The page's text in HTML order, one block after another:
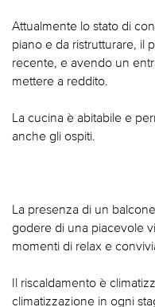
Attualmente lo stato di
piano e da ristrutturare, il
recente, e avendo un
mettere a reddito.
La cucina è abitabile e
anche gli ospiti.
La presenza di un
godere di una piacevole
momenti di relax e
Il riscaldamento è
climatizzazione in ogni